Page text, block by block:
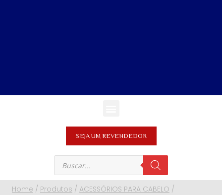
SEJA UM REVENDEDOR
Home / Produtos / ACESSÓRIOS PARA CABELO /